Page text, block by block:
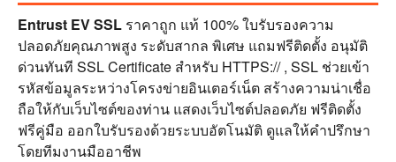
Entrust EV SSL ราคาถูก แท้ 100% ใบรับรองความ
ปลอดภัยคุณภาพสูง ระดับสากล พิเศษ แถมฟรีติดตั้ง อนุมัติ
ด่วนทันที SSL Certificate สำหรับ HTTPS:// , SSL ช่วยเข้า
รหัสข้อมูลระหว่างโครงข่ายอินเตอร์เน็ต สร้างความน่าเชื่อ
ถือให้กับเว็บไซต์ของท่าน แสดงเว็บไซต์ปลอดภัย ฟรีติดตั้ง
ฟรีคู่มือ ออกใบรับรองด้วยระบบอัตโนมัติ ดูแลให้คำปรึกษา
โดยทีมงานมืออาชีพ